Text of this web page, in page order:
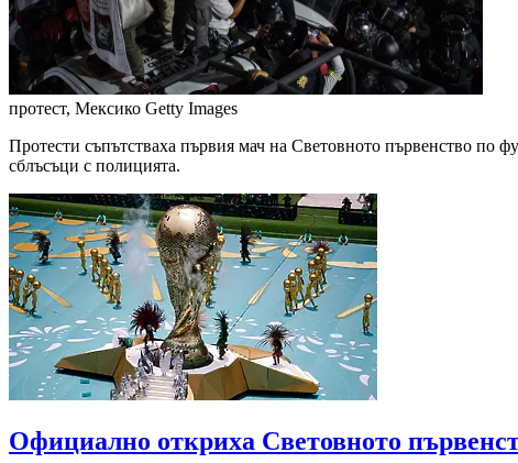
протест, Мексико Getty Images
Протести съпътстваха първия мач на Световното първенство
сблъсъци с полицията.
Официално откриха Световното